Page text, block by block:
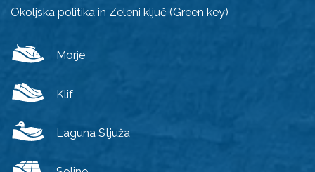
Okoljska politika in Zeleni ključ (Green key)
Morje
Klif
Laguna Stjuža